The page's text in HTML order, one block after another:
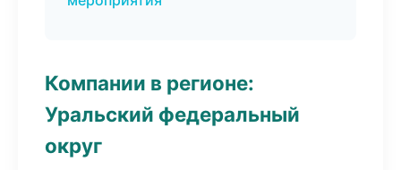
Компании в регионе:
Уральский федеральный
округ